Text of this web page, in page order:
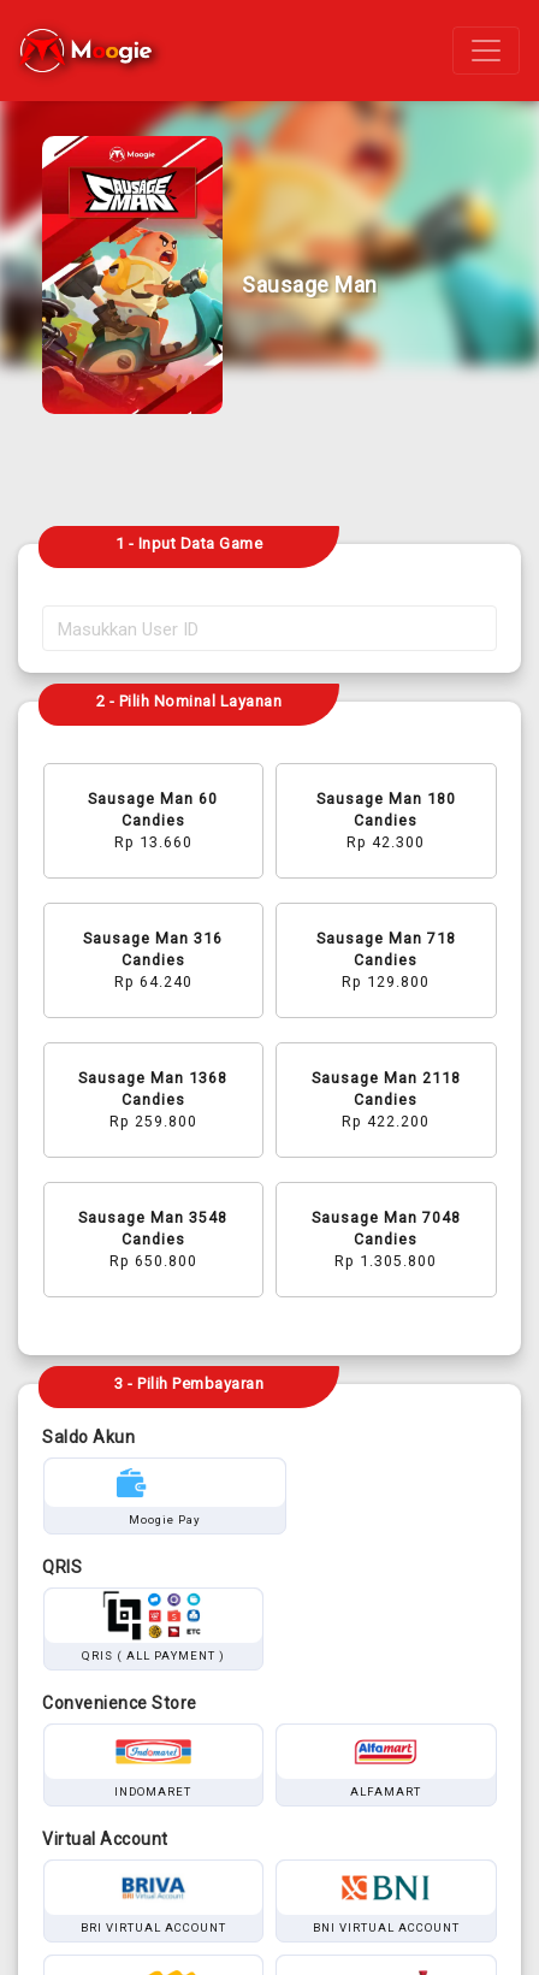
Sausage Man
1 - Input Data Game
2 - Pilih Nominal Layanan
Sausage Man 60
Candies
Rp 13.660
Sausage Man 180
Candies
Rp 42.300
Sausage Man 316
Candies
Rp 64.240
Sausage Man 718
Candies
Rp 129.800
Sausage Man 1368
Candies
Rp 259.800
Sausage Man 2118
Candies
Rp 422.200
Sausage Man 3548
Candies
Rp 650.800
Sausage Man 7048
Candies
Rp 1.305.800
3 - Pilih Pembayaran
Saldo Akun
Moogie Pay
QRIS
QRIS ( ALL PAYMENT )
Convenience Store
INDOMARET ALFAMART
Virtual Account
BRI VIRTUAL ACCOUNT BNI VIRTUAL ACCOUNT